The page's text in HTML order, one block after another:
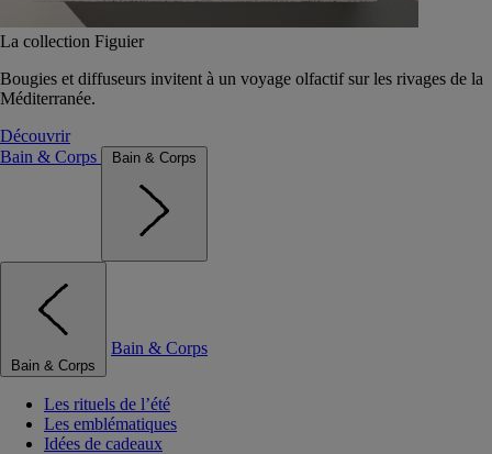
La collection Figuier
Bougies et diffuseurs invitent à un voyage olfactif sur les rivages de la
Méditerranée.
Découvrir
Bain & Corps
Bain & Corps
Bain & Corps
Bain & Corps
Les rituels de l’été
Les emblématiques
Idées de cadeaux